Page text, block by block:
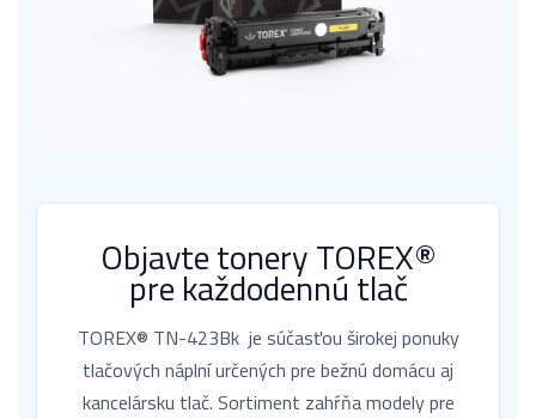
Objavte tonery TOREX®
pre každodennú tlač
TOREX® TN-423Bk je súčasťou širokej ponuky
tlačových náplní určených pre bežnú domácu aj
kancelársku tlač. Sortiment zahŕňa modely pre